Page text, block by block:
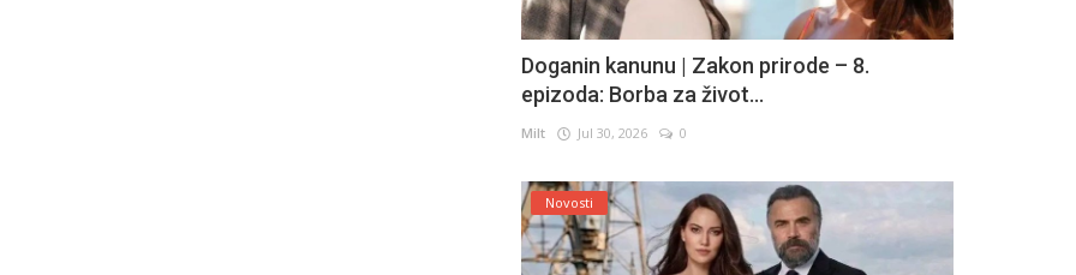
Doganin kanunu | Zakon prirode – 8.
epizoda: Borba za život...
Milt Jul 30, 2026 0
Novosti